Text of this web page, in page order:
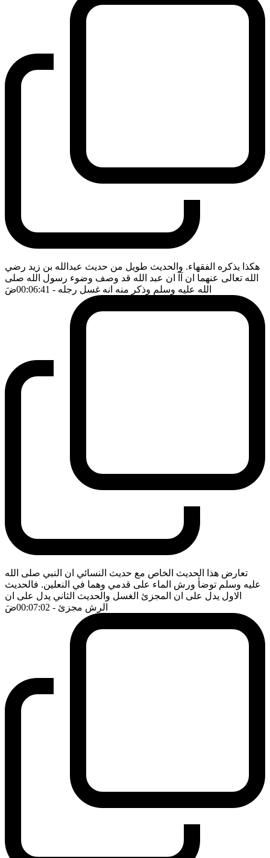
هكذا يذكره الفقهاء. والحديث طويل من حديث عبدالله بن زيد رضي
الله تعالى عنهما ان آآ ان عبد الله قد وصف وضوء رسول الله صلى
الله عليه وسلم وذكر منه انه غسل رجله - 00:06:41 ضَ
تعارض هذا الحديث الخاص مع حديث النسائي ان النبي صلى الله
عليه وسلم توضأ ورش الماء على قدمي وهما في النعلين. فالحديث
الاول يدل على ان المجزئ الغسل والحديث الثاني يدل على ان
الرش مجزئ - 00:07:02 ضَ